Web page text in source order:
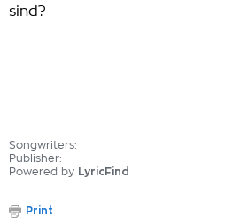
sind?
Songwriters:
Publisher:
Powered by LyricFind
Print